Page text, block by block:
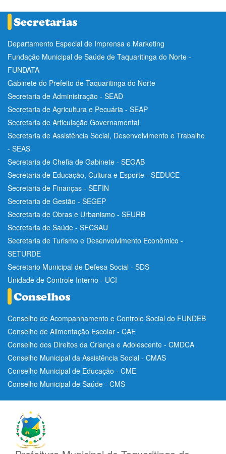
Departamento Especial de Imprensa e Marketing
Fundação Municipal de Saúde de Taquaritinga do Norte -
FUNDATA
Gabinete do Prefeito de Taquaritinga do Norte
Secretaria de Administração - SEAD
Secretaria de Agricultura e Pecuária - SEAP
Secretaria de Articulação Governamental
Secretaria de Assistência Social, Desenvolvimento e Trabalho
- SEAS
Secretaria de Chefia de Gabinete - SEGAB
Secretaria de Educação, Cultura e Esporte - SEDUCE
Secretaria de Finanças - SEFIN
Secretaria de Gestão - SEGEP
Secretaria de Obras e Urbanismo - SEURB
Secretaria de Saúde - SECSAU
Secretaria de Turismo e Desenvolvimento Econômico -
SETURDE
Secretario Municipal de Defesa Social - SDS
Unidade de Controle Interno - UCI
Conselho de Acompanhamento e Controle Social do FUNDEB
Conselho de Alimentação Escolar - CAE
Conselho dos Direitos da Criança e Adolescente - CMDCA
Conselho Municipal da Assistência Social - CMAS
Conselho Municipal de Educação - CME
Conselho Municipal de Saúde - CMS